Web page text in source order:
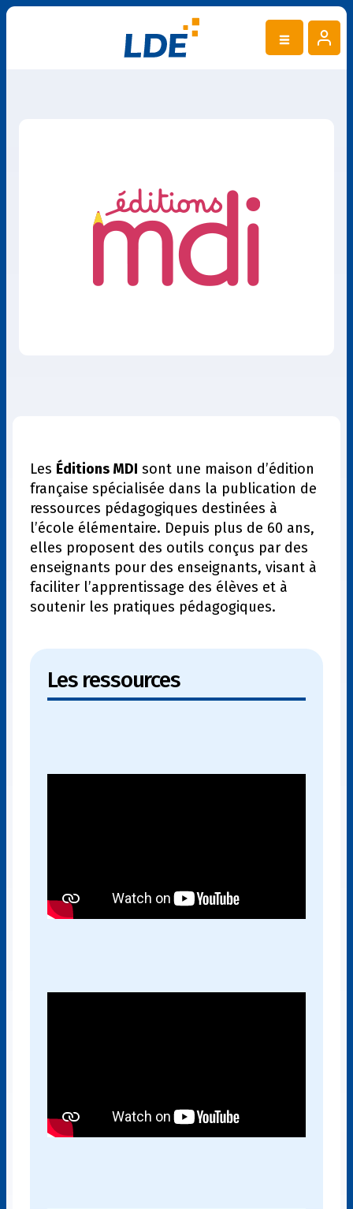
Les Éditions MDI sont une maison d’édition
française spécialisée dans la publication de
ressources pédagogiques destinées à
l’école élémentaire. Depuis plus de 60 ans,
elles proposent des outils conçus par des
enseignants pour des enseignants, visant à
faciliter l’apprentissage des élèves et à
soutenir les pratiques pédagogiques.
Les ressources